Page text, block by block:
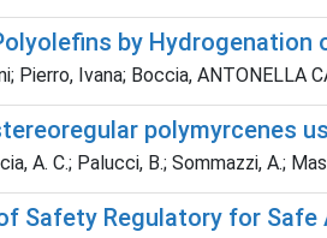
by Hydrogenation
Pierro, Ivana; Boccia, ANTONELLA
polymyrcenes
A. C.; Palucci, B.; Sommazzi, A.;
Safety Regulatory for